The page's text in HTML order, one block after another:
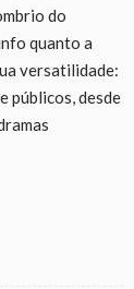
do
quanto a
versatilidade:
públicos, desde